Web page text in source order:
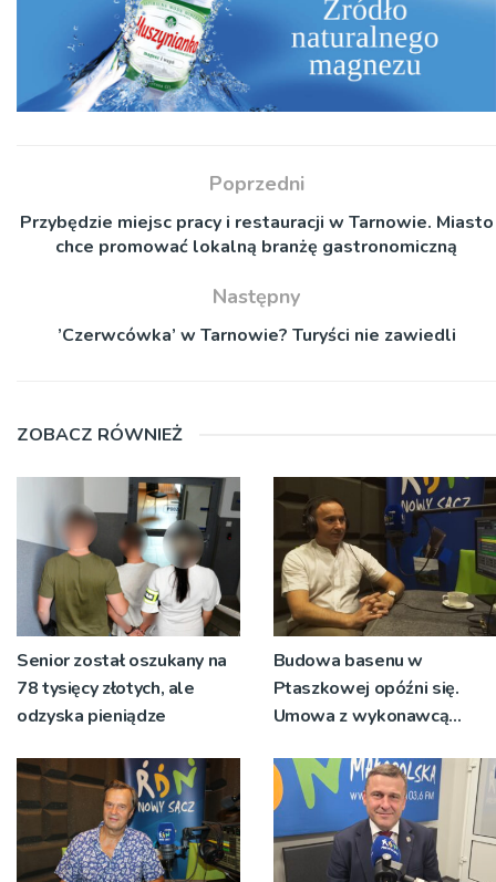
Poprzedni
Przybędzie miejsc pracy i restauracji w Tarnowie. Miasto
chce promować lokalną branżę gastronomiczną
Następny
’Czerwcówka’ w Tarnowie? Turyści nie zawiedli
ZOBACZ RÓWNIEŻ
Senior został oszukany na
78 tysięcy złotych, ale
odzyska pieniądze
Budowa basenu w
Ptaszkowej opóźni się.
Umowa z wykonawcą
nie zostanie podpisana